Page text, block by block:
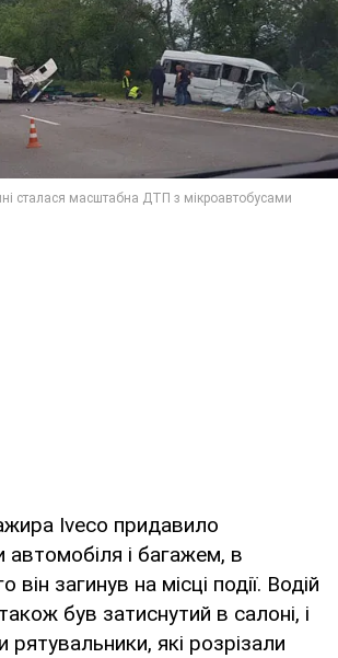
Iveco придавило
автомобіля і багажем, в
він загинув на місці події. Водій
був затиснутий в салоні, і
рятувальники, які розрізали